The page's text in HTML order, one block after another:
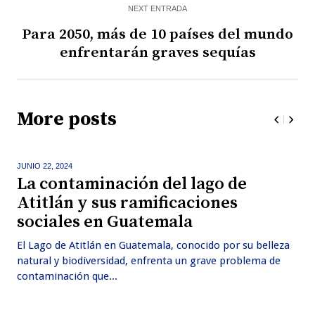
NEXT ENTRADA
Para 2050, más de 10 países del mundo
enfrentarán graves sequías
More posts
JUNIO 22,2024
La contaminación del lago de
Atitlán y sus ramificaciones
sociales en Guatemala
El Lago de Atitlán en Guatemala, conocido por su belleza
natural y biodiversidad, enfrenta un grave problema de
contaminación que...